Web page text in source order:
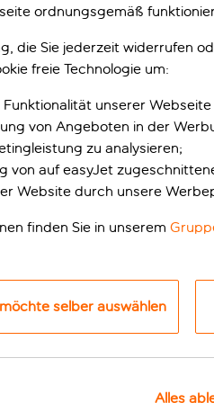
Derby Hotels Collection
Top-Sehenswürdigkeiten
Barcelona, das Camp
einem ehemaligen
10. und 11. Jahrhundert. In
und einer Maisonette-
ordnungsgemäß
die Sie jederzeit widerrufen
freie Technologie um:
unserer
von Angeboten in der
zu analysieren;
von auf easyJet
Website durch unsere
finden Sie in unserem
selber auswählen
Alles